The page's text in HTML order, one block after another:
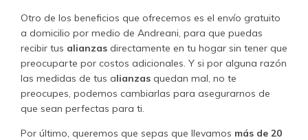
Otro de los beneficios que ofrecemos es el envío gratuito
a domicilio por medio de Andreani, para que puedas
recibir tus alianzas directamente en tu hogar sin tener que
preocuparte por costos adicionales. Y si por alguna razón
las medidas de tus alianzas quedan mal, no te
preocupes, podemos cambiarlas para asegurarnos de
que sean perfectas para ti.
Por último, queremos que sepas que llevamos más de 20